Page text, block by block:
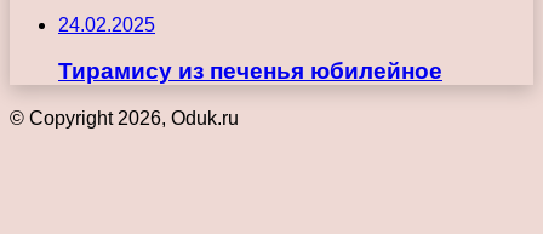
24.02.2025
Тирамису из печенья юбилейное
© Copyright 2026, Oduk.ru